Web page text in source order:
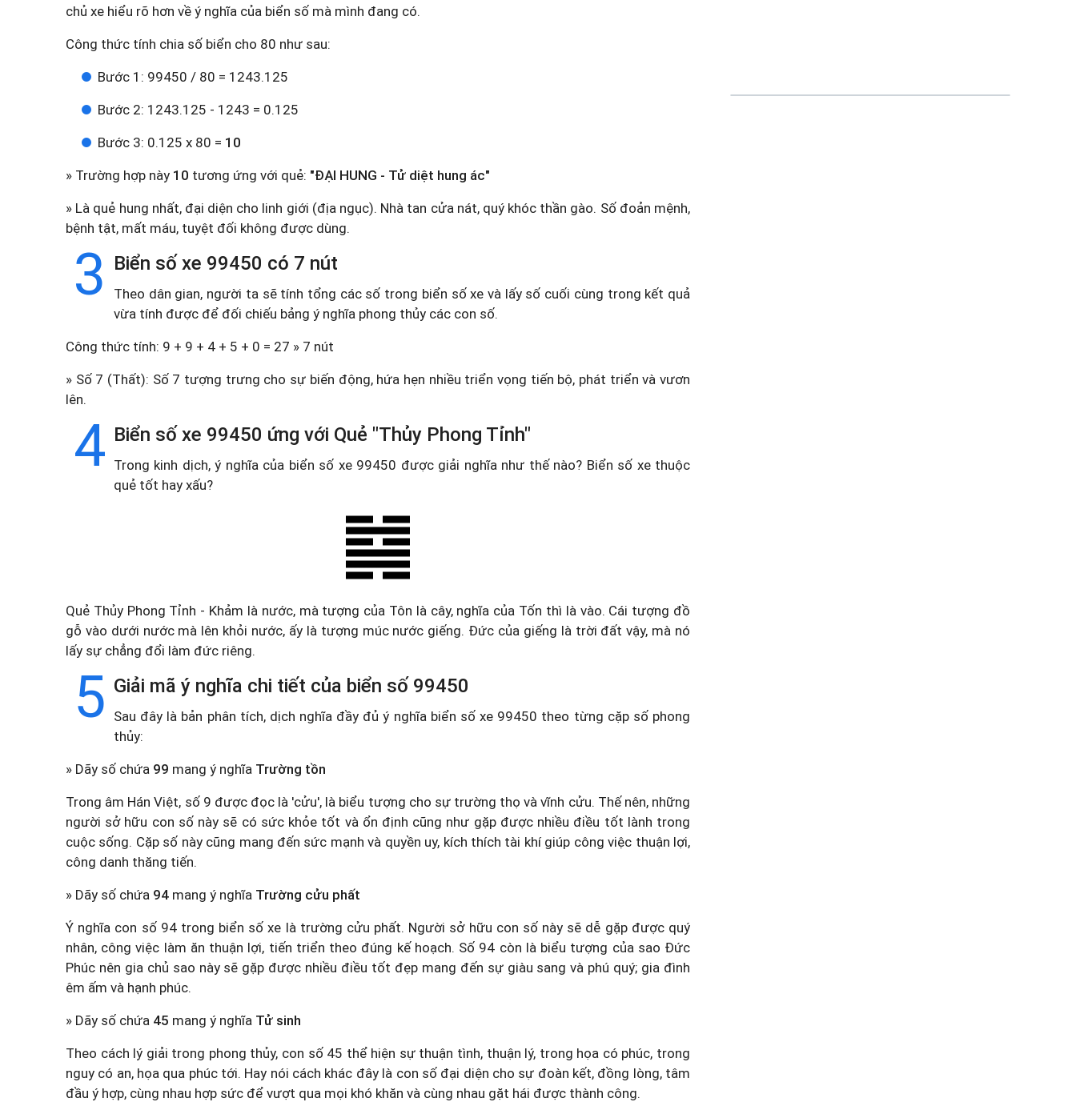
chủ xe hiểu rõ hơn về ý nghĩa của biển số mà mình đang có.
Công thức tính chia số biển cho 80 như sau:
Bước 1: 99450 / 80 = 1243.125
Bước 2: 1243.125 - 1243 = 0.125
Bước 3: 0.125 x 80 = 10
» Trường hợp này 10 tương ứng với quẻ: "ĐẠI HUNG - Tử diệt hung ác"
» Là quẻ hung nhất, đại diện cho linh giới (địa ngục). Nhà tan cửa nát, quý khóc thần gào. Số đoản mệnh,
bệnh tật, mất máu, tuyệt đối không được dùng.
3 Biển số xe 99450 có 7 nút
Theo dân gian, người ta sẽ tính tổng các số trong biển số xe và lấy số cuối cùng trong kết quả
vừa tính được để đối chiếu bảng ý nghĩa phong thủy các con số.
Công thức tính: 9 + 9 + 4 + 5 + 0 = 27 » 7 nút
» Số 7 (Thất): Số 7 tượng trưng cho sự biến động, hứa hẹn nhiều triển vọng tiến bộ, phát triển và vươn
lên.
4 Biển số xe 99450 ứng với Quẻ "Thủy Phong Tỉnh"
Trong kinh dịch, ý nghĩa của biển số xe 99450 được giải nghĩa như thế nào? Biển số xe thuộc
quẻ tốt hay xấu?
Quẻ Thủy Phong Tỉnh - Khảm là nước, mà tượng của Tôn là cây, nghĩa của Tốn thì là vào. Cái tượng đồ
gỗ vào dưới nước mà lên khỏi nước, ấy là tượng múc nước giếng. Đức của giếng là trời đất vậy, mà nó
lấy sự chẳng đổi làm đức riêng.
5 Giải mã ý nghĩa chi tiết của biển số 99450
Sau đây là bản phân tích, dịch nghĩa đầy đủ ý nghĩa biển số xe 99450 theo từng cặp số phong
thủy:
» Dãy số chứa 99 mang ý nghĩa Trường tồn
Trong âm Hán Việt, số 9 được đọc là 'cửu', là biểu tượng cho sự trường thọ và vĩnh cửu. Thế nên, những
người sở hữu con số này sẽ có sức khỏe tốt và ổn định cũng như gặp được nhiều điều tốt lành trong
cuộc sống. Cặp số này cũng mang đến sức mạnh và quyền uy, kích thích tài khí giúp công việc thuận lợi,
công danh thăng tiến.
» Dãy số chứa 94 mang ý nghĩa Trường cửu phất
Ý nghĩa con số 94 trong biển số xe là trường cửu phất. Người sở hữu con số này sẽ dễ gặp được quý
nhân, công việc làm ăn thuận lợi, tiến triển theo đúng kế hoạch. Số 94 còn là biểu tượng của sao Đức
Phúc nên gia chủ sao này sẽ gặp được nhiều điều tốt đẹp mang đến sự giàu sang và phú quý; gia đình
êm ấm và hạnh phúc.
» Dãy số chứa 45 mang ý nghĩa Tử sinh
Theo cách lý giải trong phong thủy, con số 45 thể hiện sự thuận tình, thuận lý, trong họa có phúc, trong
nguy có an, họa qua phúc tới. Hay nói cách khác đây là con số đại diện cho sự đoàn kết, đồng lòng, tâm
đầu ý hợp, cùng nhau hợp sức để vượt qua mọi khó khăn và cùng nhau gặt hái được thành công.